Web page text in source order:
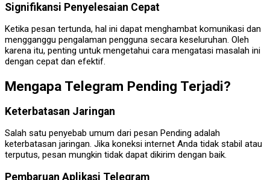
Signifikansi Penyelesaian Cepat
Ketika pesan tertunda, hal ini dapat menghambat komunikasi dan
mengganggu pengalaman pengguna secara keseluruhan. Oleh
karena itu, penting untuk mengetahui cara mengatasi masalah ini
dengan cepat dan efektif.
Mengapa Telegram Pending Terjadi?
Keterbatasan Jaringan
Salah satu penyebab umum dari pesan Pending adalah
keterbatasan jaringan. Jika koneksi internet Anda tidak stabil atau
terputus, pesan mungkin tidak dapat dikirim dengan baik.
Pembaruan Aplikasi Telegram